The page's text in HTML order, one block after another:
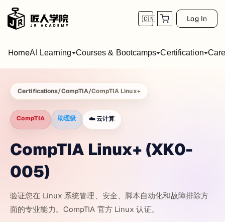
🇨🇳 Log In
HomeAI Learning Courses & Bootcamps Certification
Certifications/CompTIA/CompTIA Linux+
CompTIA 助理级 ☁️云计算
CompTIA Linux+ (XK0-
005)
验证您在 Linux 系统管理、安全、脚本自动化和故障排除方
面的专业能力。CompTIA 官方 Linux 认证。